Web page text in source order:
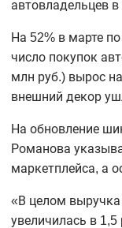
автовладельцев
На 52% в марте
число покупок
млн руб.) вырос
внешний декор
На обновление
Романова
маркетплейса, а
«В целом выручка
увеличилась в